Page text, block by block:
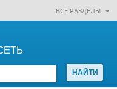
ВСЕ РАЗДЕЛЫ